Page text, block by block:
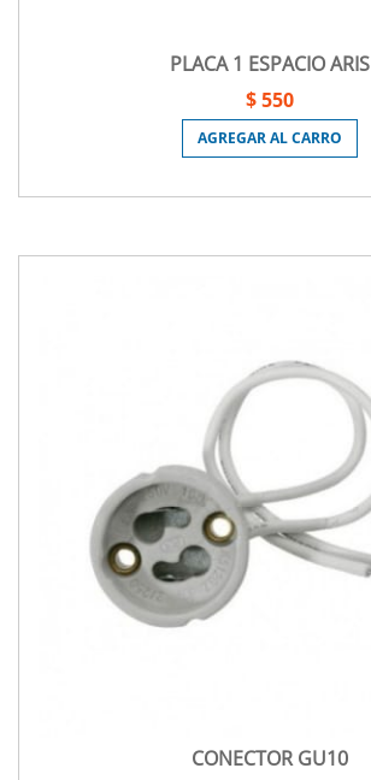
PLACA 1 ESPACIO ARIS
$ 550
AGREGAR AL CARRO
CONECTOR GU10